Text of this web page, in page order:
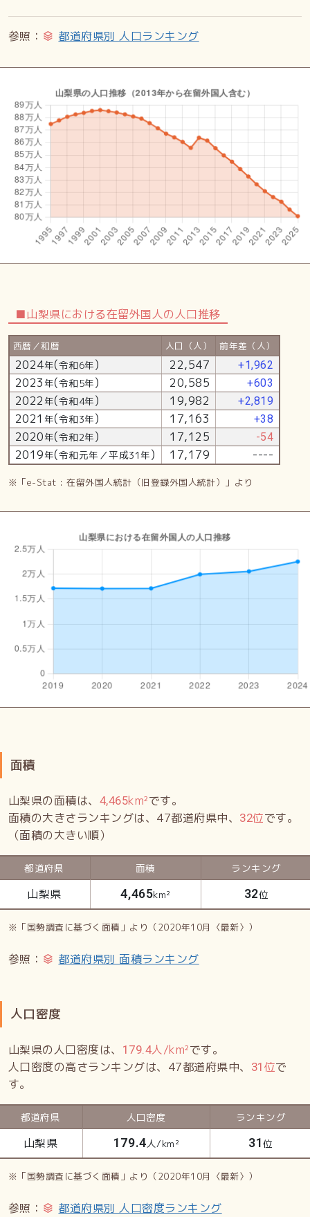
参照： 都道府県別 人口ランキング
■山梨県における在留外国人の人口推移
西暦／和暦 人口（人） 前年差（人）
2024年(令和6年) 22,547 +1,962
2023年(令和5年) 20,585 +603
2022年(令和4年) 19,982 +2,819
2021 年(令和3年) 17,163 +38
2020年(令和2年) 17,125 -54
2019年(令和元年／平成31年) 17,179 ----
※「e-Stat : 在留外国人統計（旧登録外国人統計）」より
面積
山梨県の面積は、 4,465km²です。
面積の大きさランキングは、47都道府県中、 32位です。
（面積の大きい順）
都道府県 面積 ランキング
山梨県 4,465km² 32位
※「国勢調査に基づく面積」より（2020年10月〈最新〉）
参照： 都道府県別 面積ランキング
人口密度
山梨県の人口密度は、 179.4人/km²です。
人口密度の高さランキングは、47都道府県中、
31 位で
す。
都道府県 人口密度 ランキング
山梨県 179.4人/km² 31位
※「国勢調査に基づく面積」より（2020年10月〈最新〉）
参照： 都道府県別 人口密度ランキング